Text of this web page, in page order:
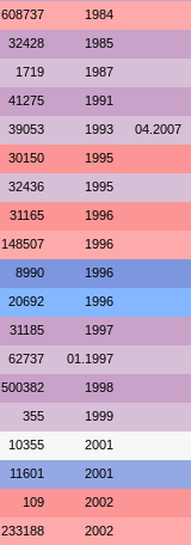
608737 1984
32428 1985
1719 1987
41275 1991
39053 1993 04.2007
30150 1995
32436 1995
31165 1996
148507 1996
8990 1996
20692 1996
31185 1997
62737 01.1997
500382 1998
355 1999
10355 2001
11601 2001
109 2002
233188 2002